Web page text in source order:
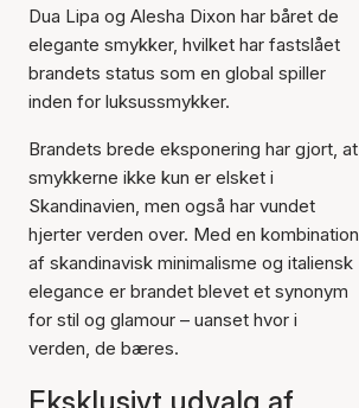
Dua Lipa og Alesha Dixon har båret de
elegante smykker, hvilket har fastslået
brandets status som en global spiller
inden for luksussmykker.
Brandets brede eksponering har gjort, at
smykkerne ikke kun er elsket i
Skandinavien, men også har vundet
hjerter verden over. Med en kombination
af skandinavisk minimalisme og italiensk
elegance er brandet blevet et synonym
for stil og glamour – uanset hvor i
verden, de bæres.